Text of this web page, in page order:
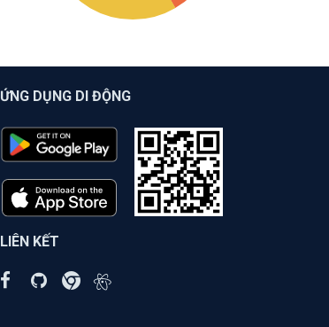
ỨNG DỤNG DI ĐỘNG
LIÊN KẾT